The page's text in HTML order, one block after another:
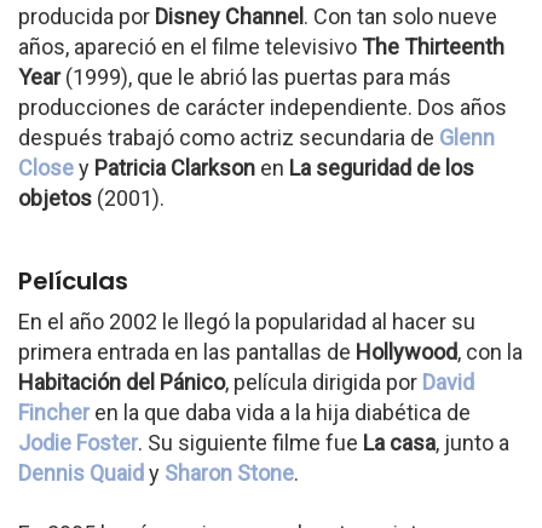
producida por Disney Channel . Con tan solo nueve
años, apareció en el filme televisivo The Thirteenth
Year(1999), que le abrió las puertas para más
producciones de carácter independiente. Dos años
después trabajó como actriz secundaria de Glenn
Closey Patricia Clarkson en La seguridad de los
objetos (2001).
Películas
En el año 2002 le llegó la popularidad al hacer su
primera entrada en las pantallas de Hollywood, con la
Habitación del Pánico, película dirigida por David
Fincheren la que daba vida a la hija diabética de
Jodie Foster. Su siguiente filme fue La casa, junto a
Dennis Quaidy Sharon Stone.